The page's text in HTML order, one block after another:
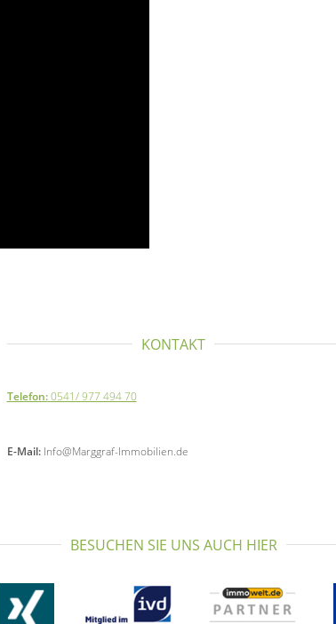
KONTAKT
Telefon: 0541/ 977 494 70
E-Mail: Info@Marggraf-Immobilien.de
BESUCHEN SIE UNS AUCH HIER